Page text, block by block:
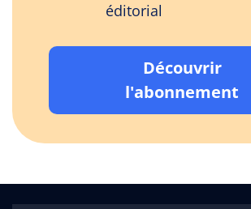
éditorial
Découvrir
l'abonnement